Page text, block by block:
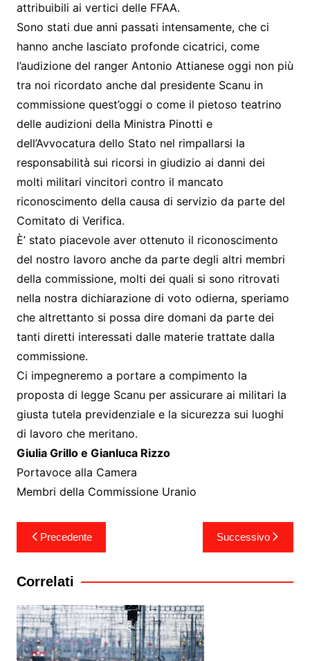
attribuibili ai vertici delle FFAA.
Sono stati due anni passati intensamente, che ci
hanno anche lasciato profonde cicatrici, come
l’audizione del ranger Antonio Attianese oggi non più
tra noi ricordato anche dal presidente Scanu in
commissione quest’oggi o come il pietoso teatrino
delle audizioni della Ministra Pinotti e
dell’Avvocatura dello Stato nel rimpallarsi la
responsabilità sui ricorsi in giudizio ai danni dei
molti militari vincitori contro il mancato
riconoscimento della causa di servizio da parte del
Comitato di Verifica.
È’ stato piacevole aver ottenuto il riconoscimento
del nostro lavoro anche da parte degli altri membri
della commissione, molti dei quali si sono ritrovati
nella nostra dichiarazione di voto odierna, speriamo
che altrettanto si possa dire domani da parte dei
tanti diretti interessati dalle materie trattate dalla
commissione.
Ci impegneremo a portare a compimento la
proposta di legge Scanu per assicurare ai militari la
giusta tutela previdenziale e la sicurezza sui luoghi
di lavoro che meritano.
Giulia Grillo e Gianluca Rizzo
Portavoce alla Camera
Membri della Commissione Uranio
Navigazione
articoli
Precedente Successivo
Correlati